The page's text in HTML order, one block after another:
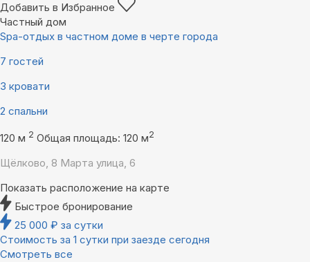
Добавить в Избранное
Частный дом
Spa-отдых в частном доме в черте города
7 гостей
3 кровати
2 спальни
120 м 2 Общая площадь: 120 м2
Щёлково, 8 Марта улица, 6
Показать расположение на карте
Быстрое бронирование
25 000 ₽ за сутки
Стоимость за 1 сутки при заезде сегодня
Смотреть все